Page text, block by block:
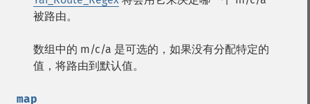
被路由。
数组中的 m/c/a 是可选的，如果没有分配特定的
值，将路由到默认值。
map